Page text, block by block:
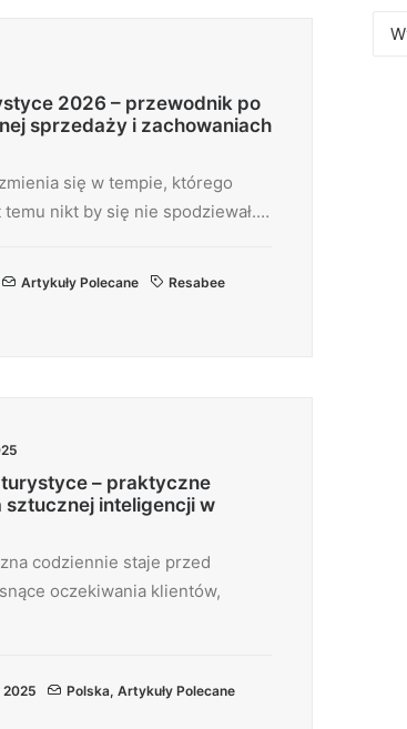
2026 – przewodnik po
sprzedaży i zachowaniach
się w tempie, którego
nikt by się nie spodziewał.…
Artykuły Polecane Resabee
– praktyczne
sztucznej inteligencji w
codziennie staje przed
oczekiwania klientów,
2025 Polska, Artykuły Polecane